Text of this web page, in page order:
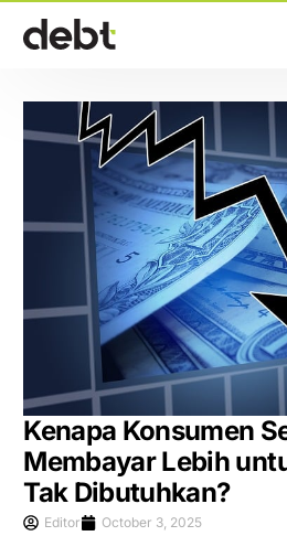
Kenapa Konsumen
Membayar Lebih
Tak Dibutuhkan?
Editor October 3, 2025